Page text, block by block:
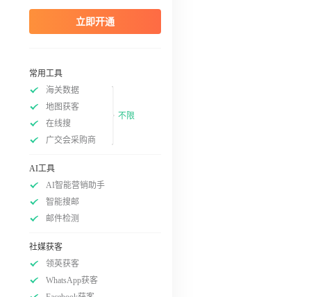
立即开通
常用工具
海关数据
地图获客
在线搜
广交会采购商
不限
AI工具
AI智能营销助手
智能搜邮
邮件检测
社媒获客
领英获客
WhatsApp获客